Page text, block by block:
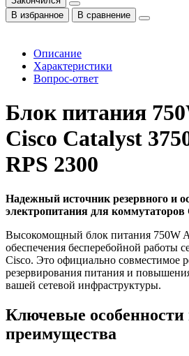
В избранное
В сравнение
Описание
Характеристики
Вопрос-ответ
Блок питания
Cisco Catalyst
RPS 2300
Надежный источник резервного и
электропитания для коммутаторов
Высокомощный блок питания 750W
обеспечения бесперебойной работы
Cisco. Это официально совместимое
резервирования питания и
вашей сетевой инфраструктуры.
Ключевые особенности
преимущества